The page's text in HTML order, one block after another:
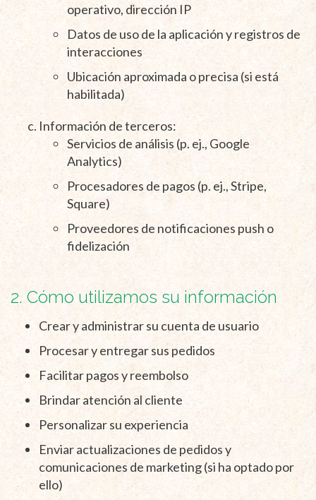
operativo, dirección IP
Datos de uso de la aplicación y registros de
interacciones
Ubicación aproximada o precisa (si está
habilitada)
Información de terceros:
Servicios de análisis (p. ej., Google
Analytics)
Procesadores de pagos (p. ej., Stripe,
Square)
Proveedores de notificaciones push o
fidelización
2. Cómo utilizamos su información
Crear y administrar su cuenta de usuario
Procesar y entregar sus pedidos
Facilitar pagos y reembolso
Brindar atención al cliente
Personalizar su experiencia
Enviar actualizaciones de pedidos y
comunicaciones de marketing (si ha optado por
ello)